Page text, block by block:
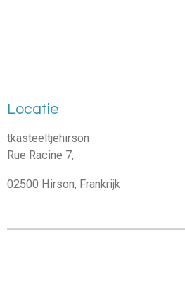
Locatie
tkasteeltjehirson
Rue Racine 7,
02500 Hirson, Frankrijk